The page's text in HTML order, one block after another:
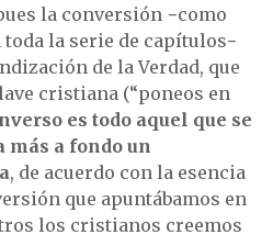
la conversión −como
la serie de capítulos−
de la Verdad, que
cristiana (“poneos en
es todo aquel que se
más a fondo un
, de acuerdo con la esencia
que apuntábamos en
los cristianos creemos